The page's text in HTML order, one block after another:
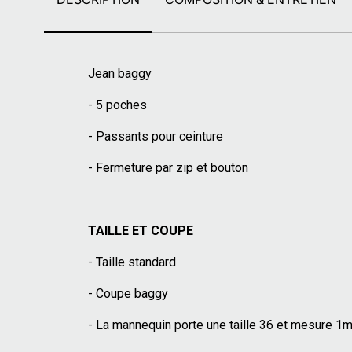
Jean baggy
- 5 poches
- Passants pour ceinture
- Fermeture par zip et bouton
TAILLE ET COUPE
- Taille standard
- Coupe baggy
- La mannequin porte une taille 36 et mesure